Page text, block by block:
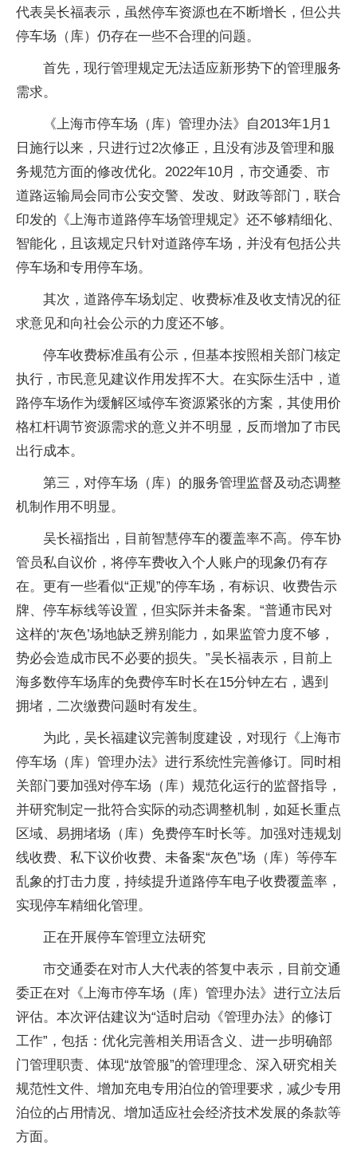
代表吴长福表示，虽然停车资源也在不断增长，但公共
停车场（库）仍存在一些不合理的问题。
首先，现行管理规定无法适应新形势下的管理服务
需求。
《上海市停车场（库）管理办法》自2013年1月1
日施行以来，只进行过2次修正，且没有涉及管理和服
务规范方面的修改优化。2022年10月，市交通委、市
道路运输局会同市公安交警、发改、财政等部门，联合
印发的《上海市道路停车场管理规定》还不够精细化、
智能化，且该规定只针对道路停车场，并没有包括公共
停车场和专用停车场。
其次，道路停车场划定、收费标准及收支情况的征
求意见和向社会公示的力度还不够。
停车收费标准虽有公示，但基本按照相关部门核定
执行，市民意见建议作用发挥不大。在实际生活中，道
路停车场作为缓解区域停车资源紧张的方案，其使用价
格杠杆调节资源需求的意义并不明显，反而增加了市民
出行成本。
第三，对停车场（库）的服务管理监督及动态调整
机制作用不明显。
吴长福指出，目前智慧停车的覆盖率不高。停车协
管员私自议价，将停车费收入个人账户的现象仍有存
在。更有一些看似“正规”的停车场，有标识、收费告示
牌、停车标线等设置，但实际并未备案。“普通市民对
这样的‘灰色’场地缺乏辨别能力，如果监管力度不够，
势必会造成市民不必要的损失。”吴长福表示，目前上
海多数停车场库的免费停车时长在15分钟左右，遇到
拥堵，二次缴费问题时有发生。
为此，吴长福建议完善制度建设，对现行《上海市
停车场（库）管理办法》进行系统性完善修订。同时相
关部门要加强对停车场（库）规范化运行的监督指导，
并研究制定一批符合实际的动态调整机制，如延长重点
区域、易拥堵场（库）免费停车时长等。加强对违规划
线收费、私下议价收费、未备案“灰色”场（库）等停车
乱象的打击力度，持续提升道路停车电子收费覆盖率，
实现停车精细化管理。
正在开展停车管理立法研究
市交通委在对市人大代表的答复中表示，目前交通
委正在对《上海市停车场（库）管理办法》进行立法后
评估。本次评估建议为“适时启动《管理办法》的修订
工作”，包括：优化完善相关用语含义、进一步明确部
门管理职责、体现“放管服”的管理理念、深入研究相关
规范性文件、增加充电专用泊位的管理要求，减少专用
泊位的占用情况、增加适应社会经济技术发展的条款等
方面。